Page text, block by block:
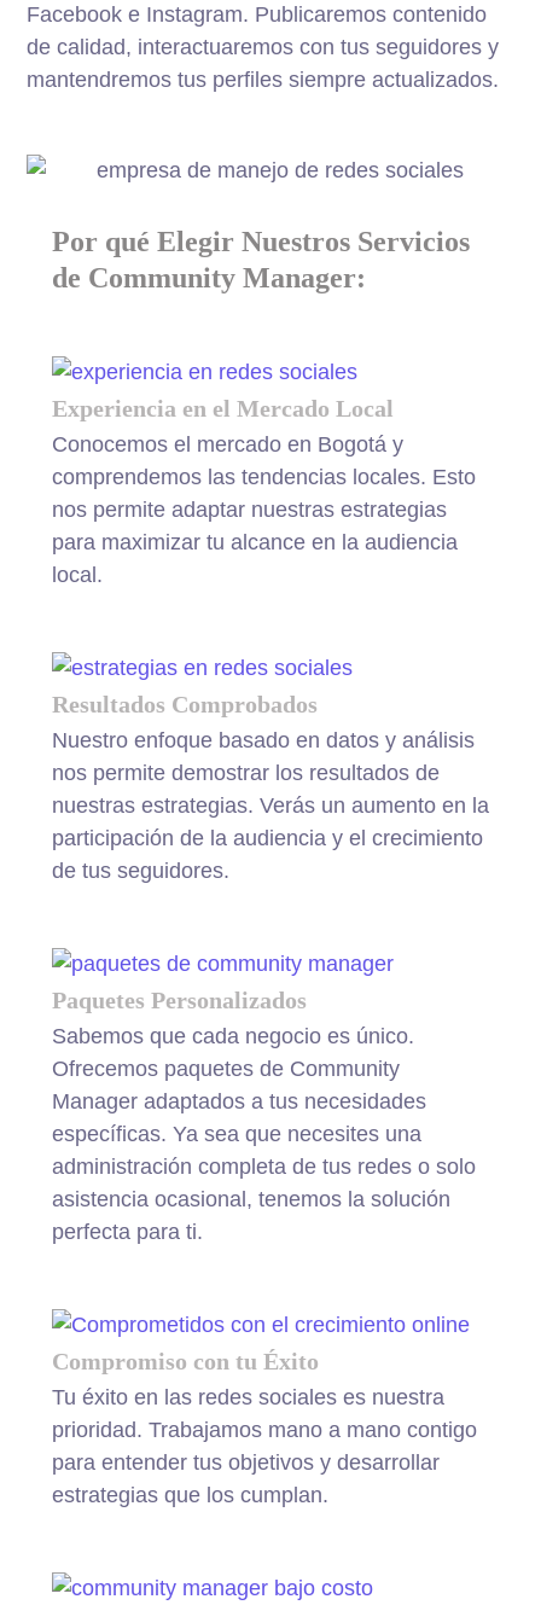
Facebook e Instagram. Publicaremos contenido
de calidad, interactuaremos con tus seguidores y
mantendremos tus perfiles siempre actualizados.
Por qué Elegir Nuestros Servicios
de Community Manager:
Experiencia en el Mercado Local
Conocemos el mercado en Bogotá y
comprendemos las tendencias locales. Esto
nos permite adaptar nuestras estrategias
para maximizar tu alcance en la audiencia
local.
Resultados Comprobados
Nuestro enfoque basado en datos y análisis
nos permite demostrar los resultados de
nuestras estrategias. Verás un aumento en la
participación de la audiencia y el crecimiento
de tus seguidores.
Paquetes Personalizados
Sabemos que cada negocio es único.
Ofrecemos paquetes de Community
Manager adaptados a tus necesidades
específicas. Ya sea que necesites una
administración completa de tus redes o solo
asistencia ocasional, tenemos la solución
perfecta para ti.
Compromiso con tu Éxito
Tu éxito en las redes sociales es nuestra
prioridad. Trabajamos mano a mano contigo
para entender tus objetivos y desarrollar
estrategias que los cumplan.